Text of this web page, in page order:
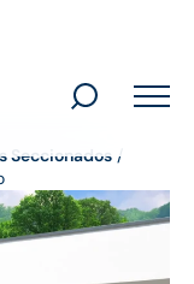
Search
Seccionados /